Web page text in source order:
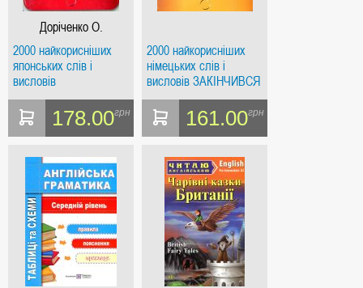
Доріченко О.
2000 найкорисніших
японських слів і
висловів
178.00грн
2000 найкорисніших
німецьких слів і
висловів ЗАКІНЧИВСЯ
ТИРАЖ
161.00грн